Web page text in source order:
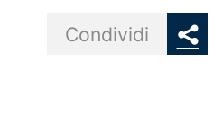
Condividi